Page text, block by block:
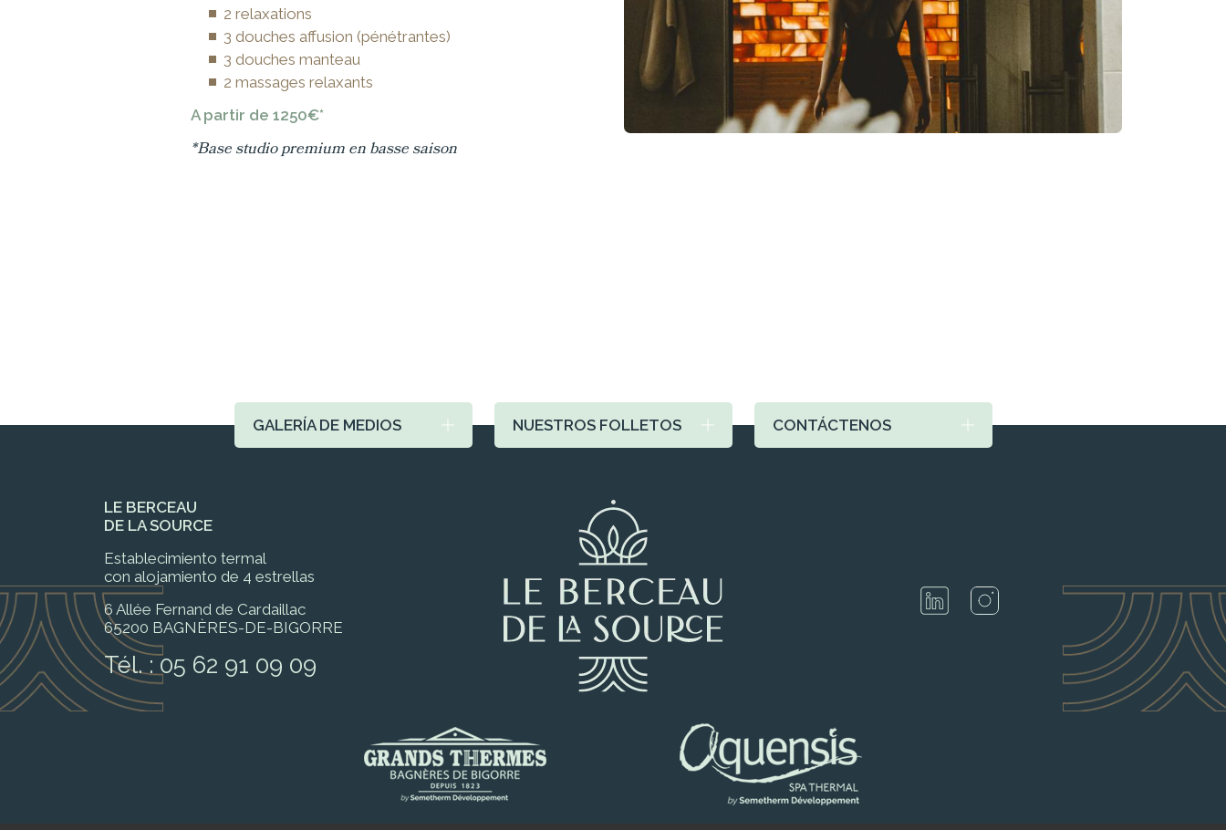
2 relaxations
3 douches affusion (pénétrantes)
3 douches manteau
2 massages relaxants
A partir de 1250€*
*Base studio premium en basse saison
GALERÍA DE MEDIOS NUESTROS FOLLETOS CONTÁCTENOS
LE BERCEAU
DE LA SOURCE
Establecimiento termal
con alojamiento de 4 estrellas
6 Allée Fernand de Cardaillac
65200 BAGNÈRES-DE-BIGORRE
Tél. :05 62 91 09 09